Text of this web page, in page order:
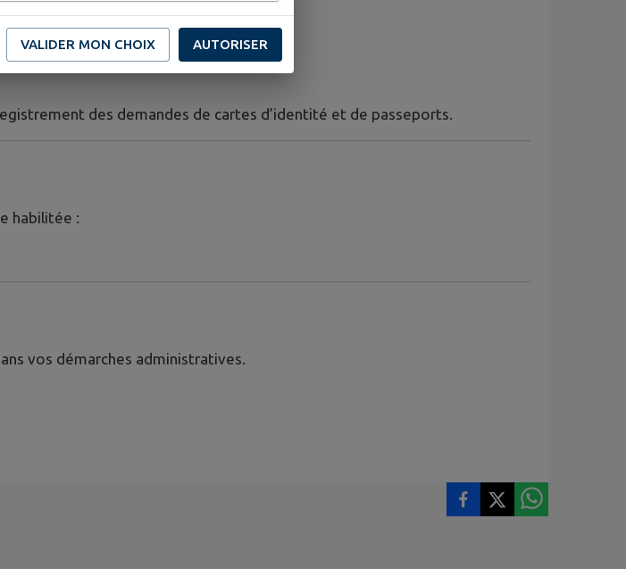
des demandes de cartes d’identité et de passeports.
habilitée :
vos démarches administratives.
VALIDER MON CHOIX AUTORISER